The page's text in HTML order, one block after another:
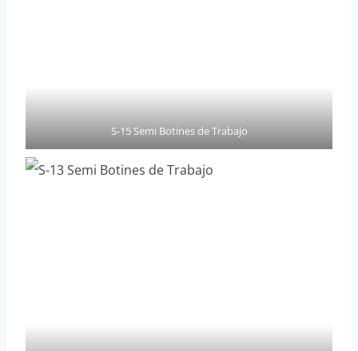
S-15 Semi Botines de Trabajo